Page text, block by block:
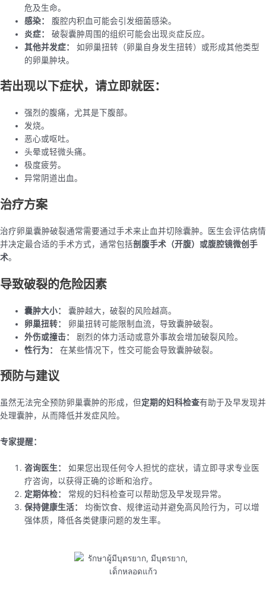
危及生命。
感染：
腹腔内积血可能会引发细菌感染。
炎症：
破裂囊肿周围的组织可能会出现炎症反应。
其他并发症：
如卵巢扭转（卵巢自身发生扭转）或形成其他类型
的卵巢肿块。
若出现以下症状，请立即就医：
强烈的腹痛，尤其是下腹部。
发烧。
恶心或呕吐。
头晕或轻微头痛。
极度疲劳。
异常阴道出血。
治疗方案
治疗卵巢囊肿破裂通常需要通过手术来止血并切除囊肿。医生会评估病情
并决定最合适的手术方式，通常包括剖腹手术（开腹）或腹腔镜微创手
术。
导致破裂的危险因素
囊肿大小：
囊肿越大，破裂的风险越高。
卵巢扭转：
卵巢扭转可能限制血流，导致囊肿破裂。
外伤或撞击：
剧烈的体力活动或意外事故会增加破裂风险。
性行为：
在某些情况下，性交可能会导致囊肿破裂。
预防与建议
虽然无法完全预防卵巢囊肿的形成，但定期的妇科检查有助于及早发现并
处理囊肿，从而降低并发症风险。
专家提醒：
咨询医生：
如果您出现任何令人担忧的症状，请立即寻求专业医
疗咨询，以获得正确的诊断和治疗。
定期体检：
常规的妇科检查可以帮助您及早发现异常。
保持健康生活：
均衡饮食、规律运动并避免高风险行为，可以增
强体质，降低各类健康问题的发生率。